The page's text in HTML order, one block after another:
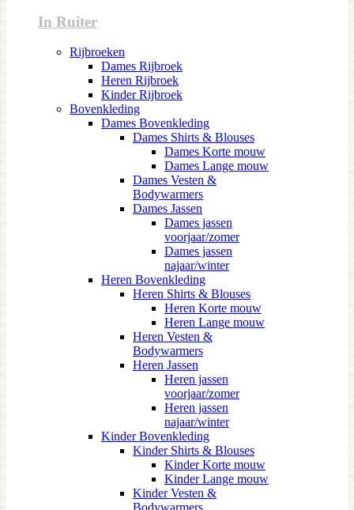
In Ruiter
Rijbroeken
Dames Rijbroek
Heren Rijbroek
Kinder Rijbroek
Bovenkleding
Dames Bovenkleding
Dames Shirts & Blouses
Dames Korte mouw
Dames Lange mouw
Dames Vesten &
Bodywarmers
Dames Jassen
Dames jassen
voorjaar/zomer
Dames jassen
najaar/winter
Heren Bovenkleding
Heren Shirts & Blouses
Heren Korte mouw
Heren Lange mouw
Heren Vesten &
Bodywarmers
Heren Jassen
Heren jassen
voorjaar/zomer
Heren jassen
najaar/winter
Kinder Bovenkleding
Kinder Shirts & Blouses
Kinder Korte mouw
Kinder Lange mouw
Kinder Vesten &